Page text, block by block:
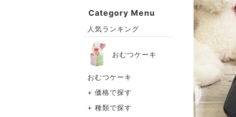
Category Menu
人気ランキング
おむつケーキ
おむつケーキ
+ 価格で探す
+ 種類で探す